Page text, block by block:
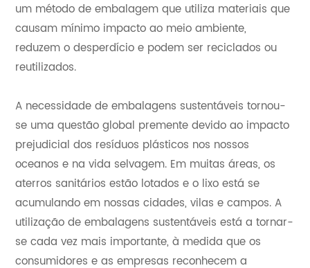
um método de embalagem que utiliza materiais que
causam mínimo impacto ao meio ambiente,
reduzem o desperdício e podem ser reciclados ou
reutilizados.
A necessidade de embalagens sustentáveis tornou-
se uma questão global premente devido ao impacto
prejudicial dos resíduos plásticos nos nossos
oceanos e na vida selvagem. Em muitas áreas, os
aterros sanitários estão lotados e o lixo está se
acumulando em nossas cidades, vilas e campos. A
utilização de embalagens sustentáveis está a tornar-
se cada vez mais importante, à medida que os
consumidores e as empresas reconhecem a